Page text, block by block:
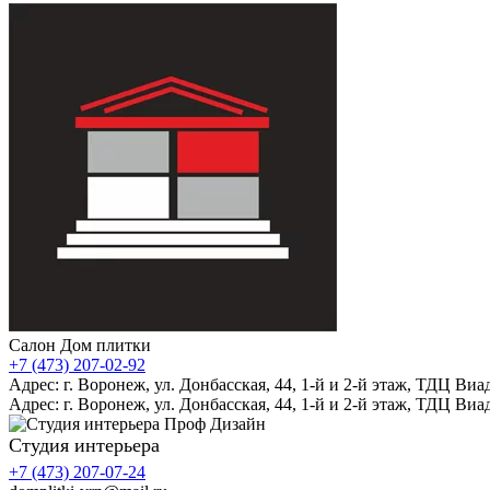
Салон Дом плитки
+7 (473) 207-02-92
Адрес: г. Воронеж, ул. Донбасская, 44, 1-й и 2-й этаж, ТДЦ
Адрес: г. Воронеж, ул. Донбасская, 44, 1-й и 2-й этаж, ТДЦ
Студия интерьера
+7 (473) 207-07-24